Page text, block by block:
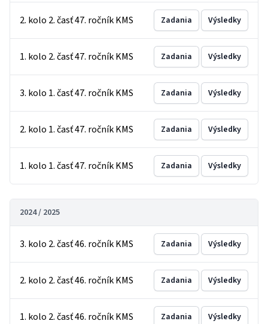
2. kolo 2. časť 47. ročník KMS Zadania Výsledky
1. kolo 2. časť 47. ročník KMS Zadania Výsledky
3. kolo 1. časť 47. ročník KMS Zadania Výsledky
2. kolo 1. časť 47. ročník KMS Zadania Výsledky
1. kolo 1. časť 47. ročník KMS Zadania Výsledky
2024 / 2025
3. kolo 2. časť 46. ročník KMS Zadania Výsledky
2. kolo 2. časť 46. ročník KMS Zadania Výsledky
1. kolo 2. časť 46. ročník KMS Zadania Výsledky